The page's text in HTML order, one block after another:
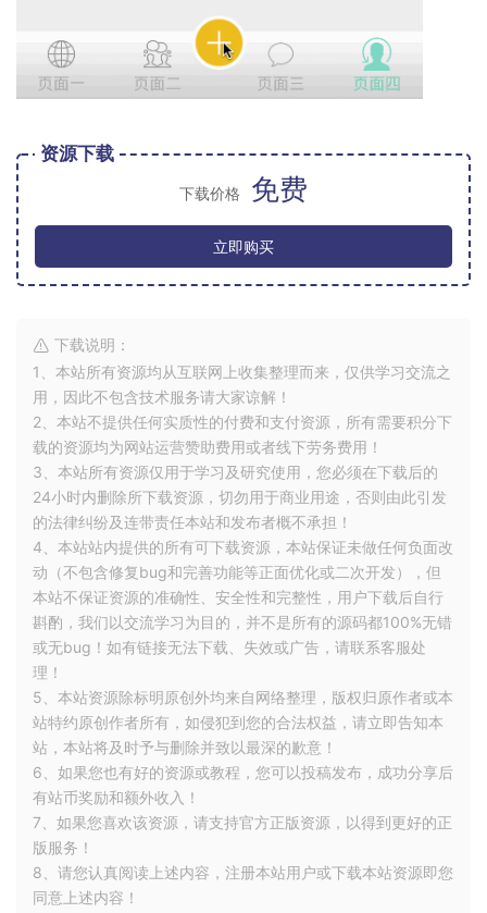
资源下载
下载价格 免费
立即购买
下载说明：
1、本站所有资源均从互联网上收集整理而来，仅供学习交流之
用，因此不包含技术服务请大家谅解！
2、本站不提供任何实质性的付费和支付资源，所有需要积分下
载的资源均为网站运营赞助费用或者线下劳务费用！
3、本站所有资源仅用于学习及研究使用，您必须在下载后的
24小时内删除所下载资源，切勿用于商业用途，否则由此引发
的法律纠纷及连带责任本站和发布者概不承担！
4、本站站内提供的所有可下载资源，本站保证未做任何负面改
动（不包含修复bug和完善功能等正面优化或二次开发），但
本站不保证资源的准确性、安全性和完整性，用户下载后自行
斟酌，我们以交流学习为目的，并不是所有的源码都100%无错
或无bug！如有链接无法下载、失效或广告，请联系客服处
理！
5、本站资源除标明原创外均来自网络整理，版权归原作者或本
站特约原创作者所有，如侵犯到您的合法权益，请立即告知本
站，本站将及时予与删除并致以最深的歉意！
6、如果您也有好的资源或教程，您可以投稿发布，成功分享后
有站币奖励和额外收入！
7、如果您喜欢该资源，请支持官方正版资源，以得到更好的正
版服务！
8、请您认真阅读上述内容，注册本站用户或下载本站资源即您
同意上述内容！